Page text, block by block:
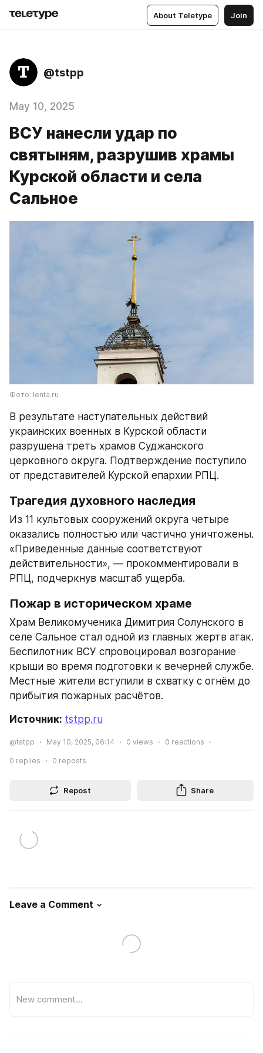
About Teletype Join
@tstpp
May 10, 2025
ВСУ нанесли удар по
святыням, разрушив храмы
Курской области и села
Сальное
Фото: lenta.ru
В результате наступательных действий
украинских военных в Курской области
разрушена треть храмов Суджанского
церковного округа. Подтверждение поступило
от представителей Курской епархии РПЦ.
Трагедия духовного наследия
Из 11 культовых сооружений округа четыре
оказались полностью или частично уничтожены.
«Приведенные данные соответствуют
действительности», — прокомментировали в
РПЦ, подчеркнув масштаб ущерба.
Пожар в историческом храме
Храм Великомученика Димитрия Солунского в
селе Сальное стал одной из главных жертв атак.
Беспилотник ВСУ спровоцировал возгорание
крыши во время подготовки к вечерней службе.
Местные жители вступили в схватку с огнём до
прибытия пожарных расчётов.
Источник: tstpp.ru
@tstpp May 10, 2025, 06:14 0 views 0 reactions
0 replies 0 reposts
Repost Share
Leave a Comment